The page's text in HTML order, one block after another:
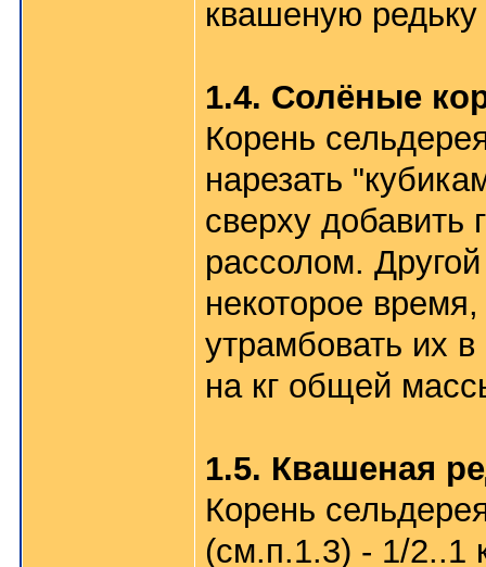
квашеную
1.4. Солёные
Корень
нарезать
сверху добавить
рассолом.
некоторое
утрамбовать их
на кг общей
1.5. Квашеная
Корень
(см.п.1.3) - 1/2..1